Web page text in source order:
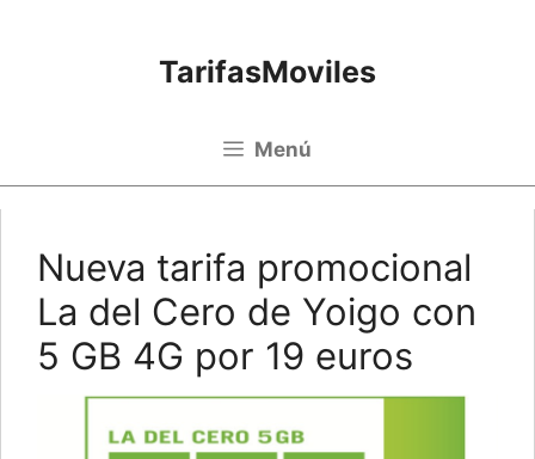
TarifasMoviles
Menú
Nueva tarifa promocional
La del Cero de Yoigo con
5 GB 4G por 19 euros